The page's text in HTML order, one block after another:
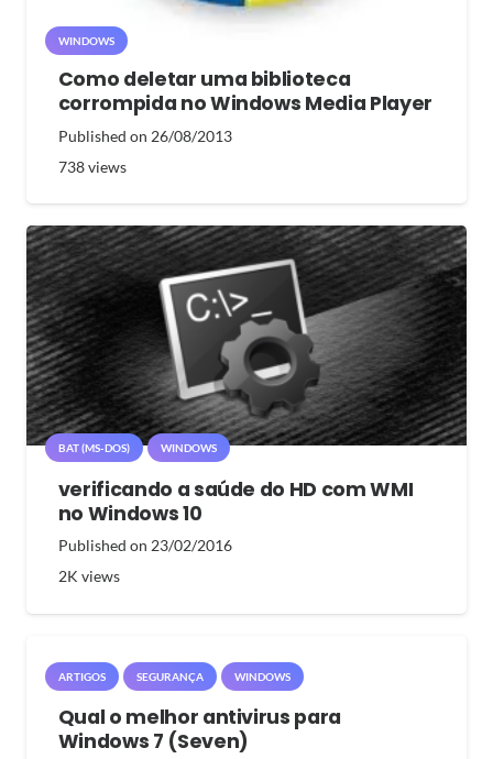
WINDOWS
Como deletar uma biblioteca
corrompida no Windows Media Player
Published on 26/08/2013
738views
BAT (MS-DOS) WINDOWS
verificando a saúde do HD com WMI
no Windows 10
Published on 23/02/2016
2K views
ARTIGOS SEGURANÇA WINDOWS
Qual o melhor antivirus para
Windows 7 (Seven)